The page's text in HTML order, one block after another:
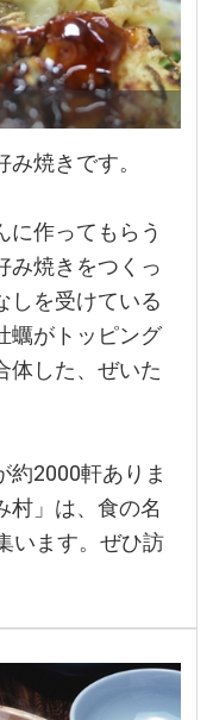
焼きです。
に作ってもらう
み焼きをつくっ
しを受けている
蠣がトッピング
体した、ぜいた
約2000軒ありま
村」は、食の名
います。ぜひ訪